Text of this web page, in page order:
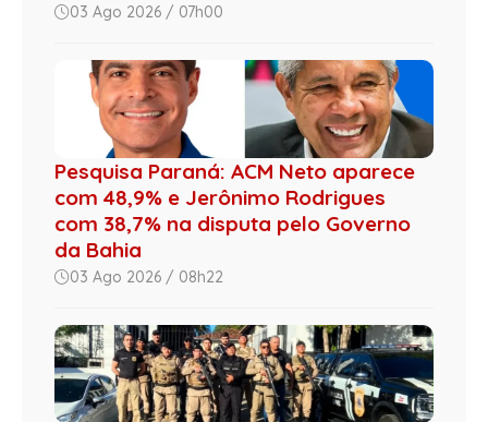
03 Ago 2026 / 07h00
Pesquisa Paraná: ACM Neto aparece
com 48,9% e Jerônimo Rodrigues
com 38,7% na disputa pelo Governo
da Bahia
03 Ago 2026 / 08h22